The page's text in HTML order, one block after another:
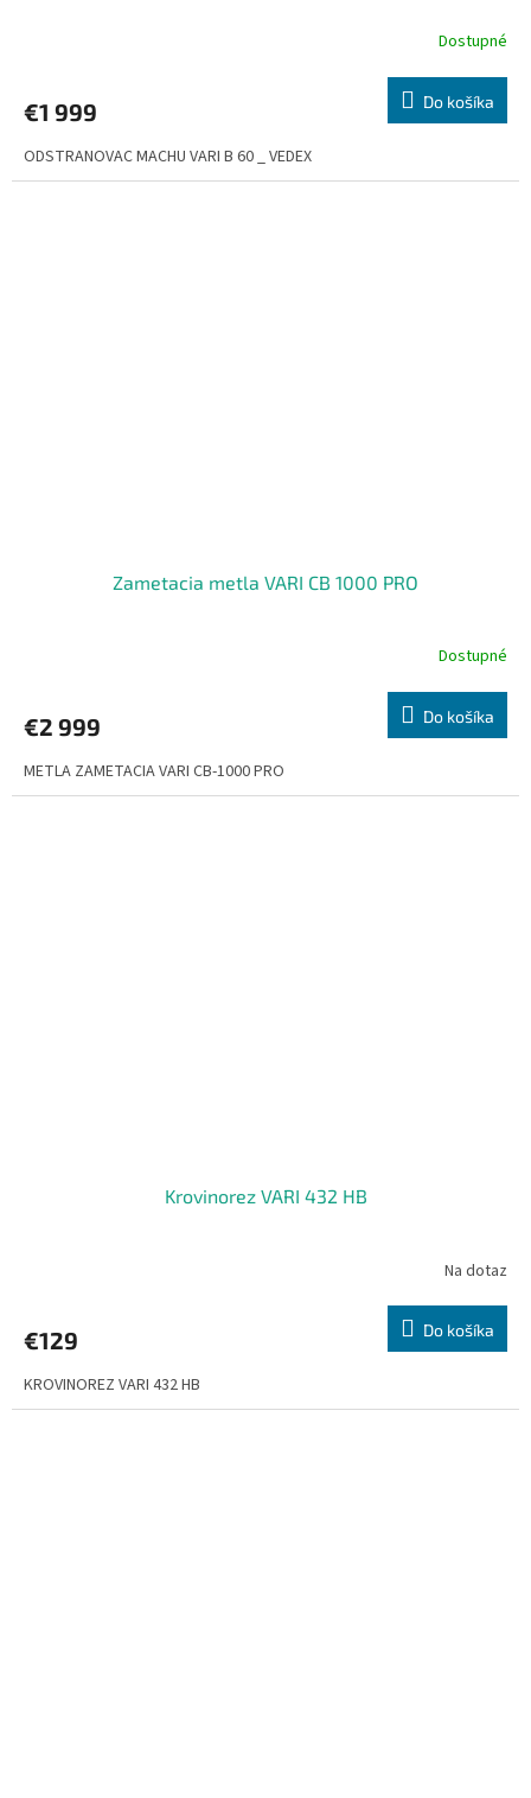
Dostupné
€1 999 Do košíka
ODSTRANOVAC MACHU VARI B 60 _ VEDEX
Zametacia metla VARI CB 1000 PRO
Dostupné
€2 999 Do košíka
METLA ZAMETACIA VARI CB-1000 PRO
Krovinorez VARI 432 HB
Na dotaz
€129 Do košíka
KROVINOREZ VARI 432 HB